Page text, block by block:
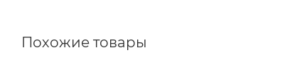
Похожие товары